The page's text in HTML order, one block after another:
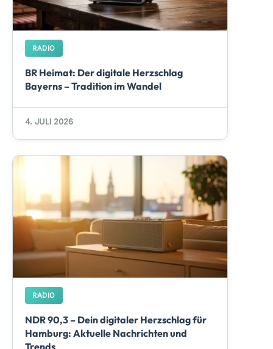
RADIO
BR Heimat: Der digitale Herzschlag
Bayerns – Tradition im Wandel
4. JULI 2026
RADIO
NDR 90,3 – Dein digitaler Herzschlag für
Hamburg: Aktuelle Nachrichten und
Trends